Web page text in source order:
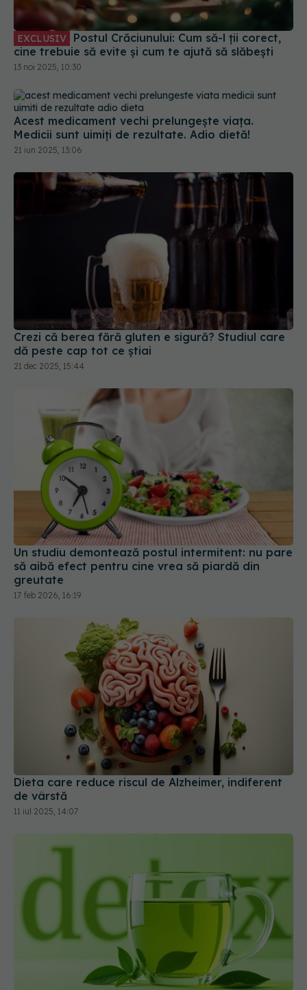
EXCLUSIV
cine trebuie să evite și cum te ajută să slăbești
13 noi 2025, 10:30
Acest medicament vechi prelungește viața.
Medicii sunt uimiți de rezultate. Adio dietă!
21 iun 2025, 13:06
Crezi că berea fără gluten e sigură? Studiul care
dă peste cap tot ce știai
21 dec 2025, 15:44
Un studiu demontează postul intermitent: nu pare
să aibă efect pentru cine vrea să piardă din
greutate
17 feb 2026, 16:19
Dieta care reduce riscul de Alzheimer, indiferent
de vârstă
11 iul 2025, 14:07